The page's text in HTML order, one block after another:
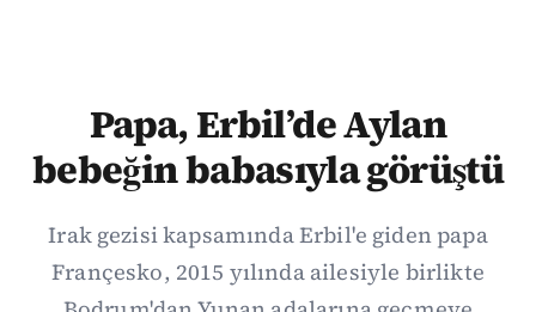
Papa, Erbil’de Aylan
bebeğin babasıyla görüştü
Irak gezisi kapsamında Erbil'e giden papa
Françesko, 2015 yılında ailesiyle birlikte